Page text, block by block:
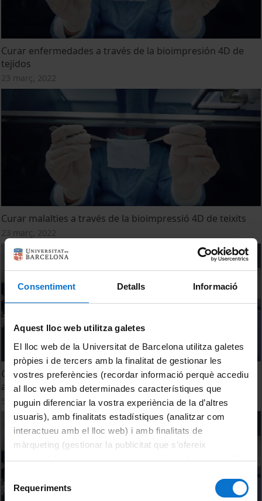
Consentiment Detalls Informació
Aquest lloc web utilitza galetes
El lloc web de la Universitat de Barcelona utilitza galetes
pròpies i de tercers amb la finalitat de gestionar les
vostres preferències (recordar informació perquè accediu
al lloc web amb determinades característiques que
puguin diferenciar la vostra experiència de la d’altres
usuaris), amb finalitats estadístiques (analitzar com
interactueu amb el lloc web) i amb finalitats de
màrqueting (gestionar la publicitat que s’ofereix
adequant-la en funció dels vostres hàbits de navegació).
consultar laPolítica de galetes del lloc web de la
Requeriments
Curar enfermedades a través de la bioimpresión 4D de
tejidos
23 març, 2022
Curar malalties a través de la bioimpressió 4D de teixits
23 març, 2022
Creatio takes part in the production of CAR-T ARI-0001
advanced therapy
5 març, 2021